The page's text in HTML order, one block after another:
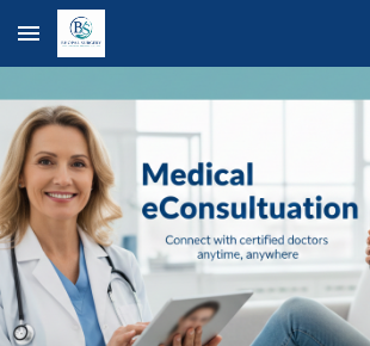
Skip to main content